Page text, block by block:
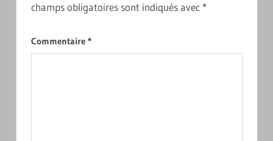
champs obligatoires sont indiqués avec *
Commentaire *